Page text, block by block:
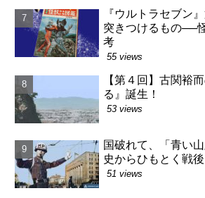
『ウルトラセブン
突きつけるもの──
考
55 views
【第４回】古関裕
る』誕生！
53 views
国破れて、「青い
史からひもとく戦後
51 views